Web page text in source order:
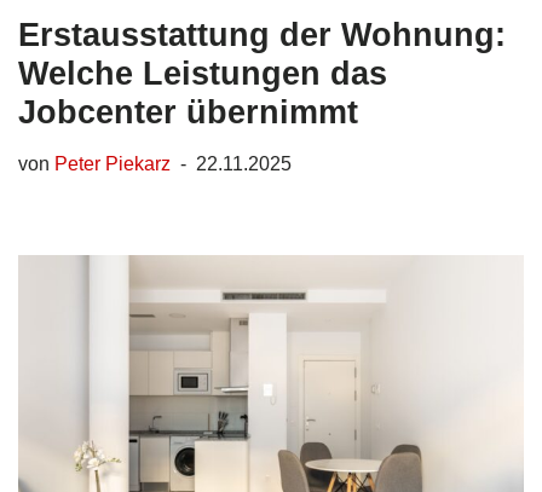
Erstausstattung der Wohnung:
Welche Leistungen das
Jobcenter übernimmt
von Peter Piekarz 22.11.2025